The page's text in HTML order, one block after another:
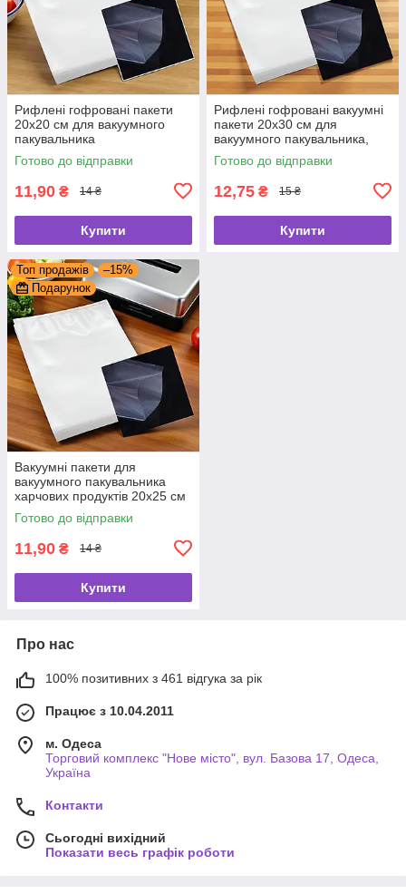
Рифлені гофровані пакети
20х20 см для вакуумного
пакувальника
Готово до відправки
11,90 ₴ 14 ₴
Купити
Рифлені гофровані вакуумні
пакети 20х30 см для
вакуумного пакувальника,
вакууматора
Готово до відправки
12,75 ₴ 15 ₴
Купити
Топ продажів
–15%
Подарунок
Вакуумні пакети для
вакуумного пакувальника
харчових продуктів 20х25 см
Готово до відправки
11,90 ₴ 14 ₴
Купити
Про нас
100% позитивних з 461 відгука за рік
Працює з 10.04.2011
м. Одеса
Торговий комплекс "Нове місто", вул. Базова 17, Одеса,
Україна
Контакти
Сьогодні вихідний
Показати весь графік роботи